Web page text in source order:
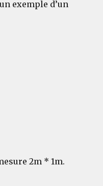
exemple d’un
2m * 1m.